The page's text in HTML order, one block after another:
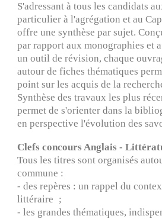
S'adressant à tous les candidats
particulier à l'agrégation et au
offre une synthèse par sujet.
par rapport aux monographies et
un outil de révision, chaque
autour de fiches thématiques
point sur les acquis de la
Synthèse des travaux les plus
permet de s'orienter dans la
en perspective l'évolution des
Clefs concours Anglais -
Tous les titres sont organisés
commune :
- des repères : un rappel du
littéraire ;
- les grandes thématiques,